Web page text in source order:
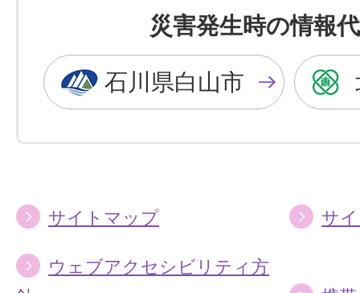
を
黒
色
に
を
青
色
に
災害発生時の情報
石川県白山市
サイトマップ サ
ウェブアクセシビリティ方